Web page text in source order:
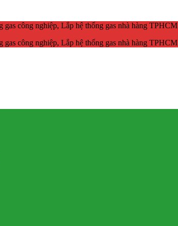
công nghiệp, Lắp hệ thống gas nhà hàng TPHCM
công nghiệp, Lắp hệ thống gas nhà hàng TPHCM